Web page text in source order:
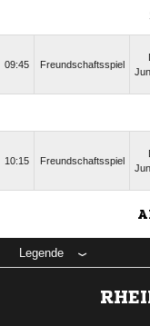
09:45 Freundschaftsspiel
10:15 Freundschaftsspiel
Legende